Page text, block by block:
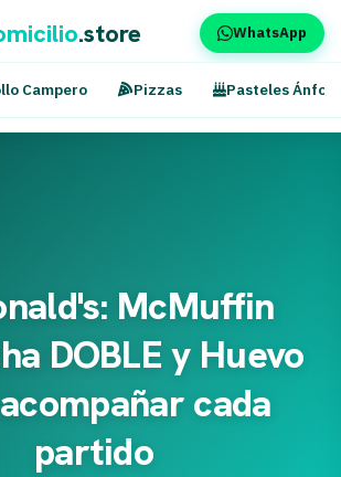
.store WhatsApp
Campero Pizzas Pasteles Ánfora
McMuffin
DOBLE y Huevo
cada
partido